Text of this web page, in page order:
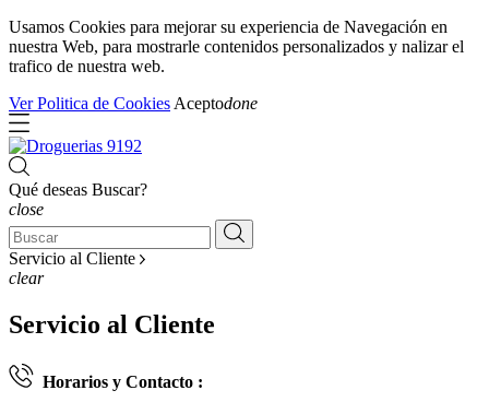
Usamos Cookies para mejorar su experiencia de Navegación en
nuestra Web, para mostrarle contenidos personalizados y nalizar el
trafico de nuestra web.
Ver Politica de Cookies Aceptodone
Qué deseas Buscar?
close
Servicio al Cliente
clear
Servicio al Cliente
Horarios y Contacto :